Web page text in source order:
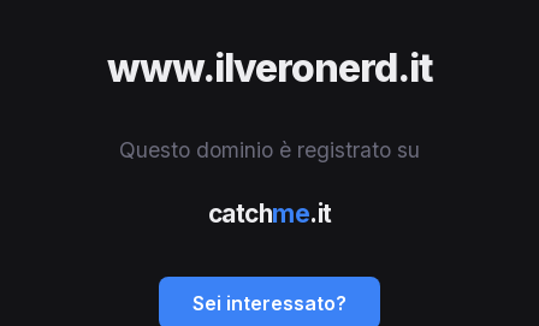
www.ilveronerd.it
Questo dominio è registrato su
catchme.it
Sei interessato?